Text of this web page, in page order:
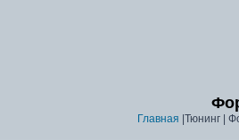
Главная |Тюнинг |